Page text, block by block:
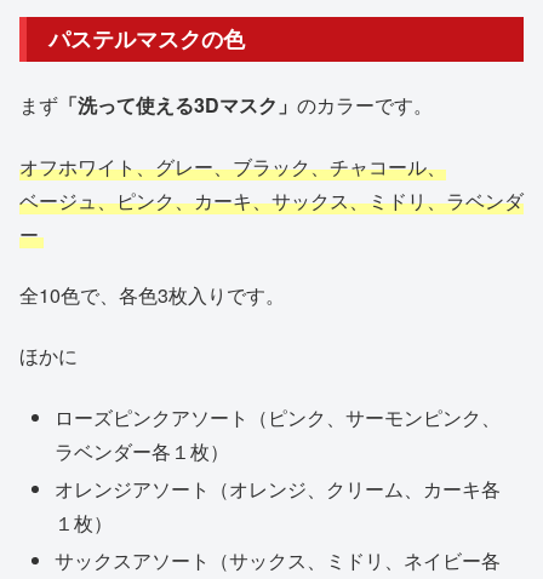
パステルマスクの色
まず 「洗って使える3Dマスク」 のカラーです。
オフホワイト、グレー、ブラック、チャコール、
ベージュ、ピンク、カーキ、サックス、ミドリ、ラベンダ
ー
全10色で、各色3枚入りです。
ほかに
ローズピンクアソート（ピンク、サーモンピンク、
ラベンダー各１枚）
オレンジアソート（オレンジ、クリーム、カーキ各
１枚）
サックスアソート（サックス、ミドリ、ネイビー各